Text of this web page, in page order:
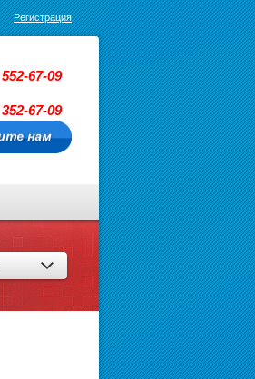
Регистрация
552-67-09
352-67-09